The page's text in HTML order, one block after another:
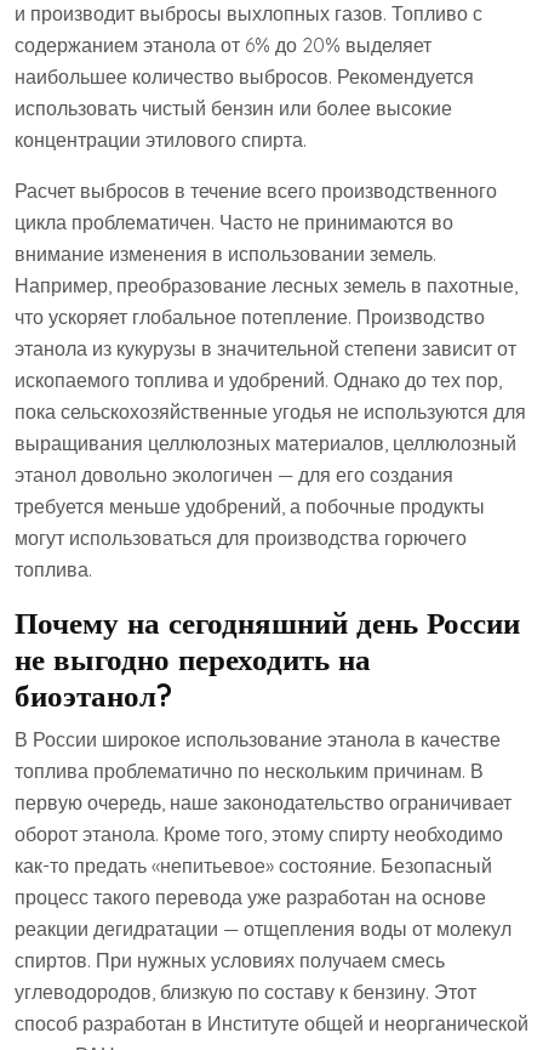
и производит выбросы выхлопных газов. Топливо с
содержанием этанола от 6% до 20% выделяет
наибольшее количество выбросов. Рекомендуется
использовать чистый бензин или более высокие
концентрации этилового спирта.
Расчет выбросов в течение всего производственного
цикла проблематичен. Часто не принимаются во
внимание изменения в использовании земель.
Например, преобразование лесных земель в пахотные,
что ускоряет глобальное потепление. Производство
этанола из кукурузы в значительной степени зависит от
ископаемого топлива и удобрений. Однако до тех пор,
пока сельскохозяйственные угодья не используются для
выращивания целлюлозных материалов, целлюлозный
этанол довольно экологичен — для его создания
требуется меньше удобрений, а побочные продукты
могут использоваться для производства горючего
топлива.
Почему на сегодняшний день России
не выгодно переходить на
биоэтанол?
В России широкое использование этанола в качестве
топлива проблематично по нескольким причинам. В
первую очередь, наше законодательство ограничивает
оборот этанола. Кроме того, этому спирту необходимо
как-то предать «непитьевое» состояние. Безопасный
процесс такого перевода уже разработан на основе
реакции дегидратации — отщепления воды от молекул
спиртов. При нужных условиях получаем смесь
углеводородов, близкую по составу к бензину. Этот
способ разработан в Институте общей и неорганической